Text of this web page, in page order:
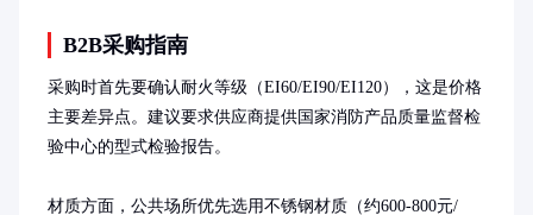
B2B采购指南
采购时首先要确认耐火等级（EI60/EI90/EI120），这是价格
主要差异点。建议要求供应商提供国家消防产品质量监督检
验中心的型式检验报告。
材质方面，公共场所优先选用不锈钢材质（约600-800元/